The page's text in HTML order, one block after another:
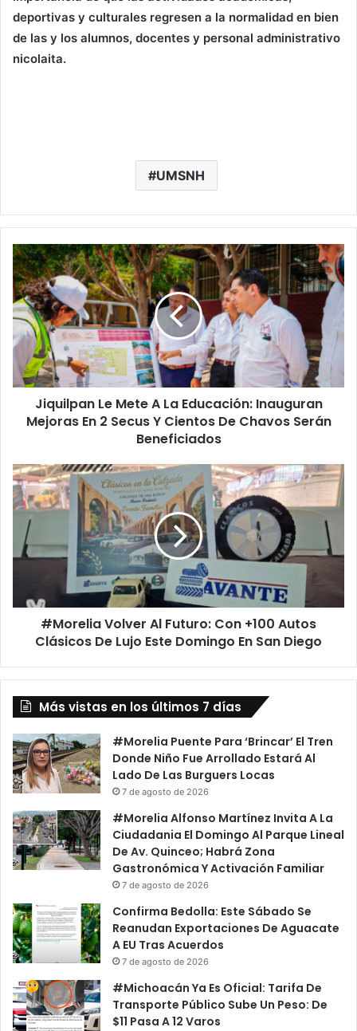
deportivas y culturales regresen a la normalidad en bien
de las y los alumnos, docentes y personal administrativo
nicolaita.
UMSNH
Jiquilpan
Le
Mete
A
La
Educación:
Inauguran
Mejoras
En
Secus
De
Chavos
Serán
Beneficiados
Jiquilpan Le Mete A La Educación: Inauguran
Mejoras En 2 Secus Y Cientos De Chavos Serán
Beneficiados
#Morelia
Volver
Al
Futuro:
Con
+100
De
Diego
#Morelia Volver Al Futuro: Con +100 Autos
Clásicos De Lujo Este Domingo En San Diego
Más vistas en los últimos 7 días
#Morelia Puente Para ‘Brincar’ El Tren
Donde Niño Fue Arrollado Estará Al
Lado De Las Burguers Locas
7 de agosto de 2026
#Morelia Alfonso Martínez Invita A La
Ciudadania El Domingo Al Parque Lineal
De Av. Quinceo; Habrá Zona
Gastronómica Y Activación Familiar
7 de agosto de 2026
Confirma Bedolla: Este Sábado Se
Reanudan Exportaciones De Aguacate
A EU Tras Acuerdos
7 de agosto de 2026
#Michoacán Ya Es Oficial: Tarifa De
Transporte Público Sube Un Peso: De
$11 Pasa A 12 Varos